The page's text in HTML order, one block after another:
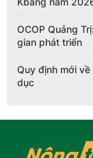
OCOP Quảng
gian phát triển
Quy định mới
dục